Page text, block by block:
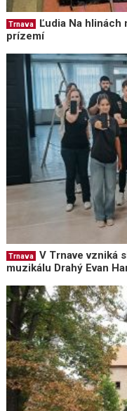
Trnava
Ľudia Na hlinách
prízemí
Trnava
V Trnave vzniká
muzikálu Drahý Evan